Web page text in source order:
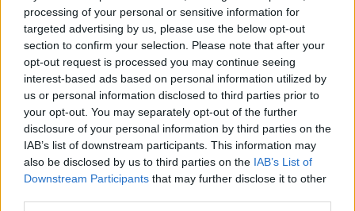
processing of your personal or sensitive information for
targeted advertising by us, please use the below opt-out
section to confirm your selection. Please note that after your
opt-out request is processed you may continue seeing
interest-based ads based on personal information utilized by
us or personal information disclosed to third parties prior to
your opt-out. You may separately opt-out of the further
disclosure of your personal information by third parties on the
IAB’s list of downstream participants. This information may
also be disclosed by us to third parties on the IAB’s List of
Downstream Participants that may further disclose it to other
Διάβασε όλα τατελευταία νέατης αθλητικής
επικαιρότητας. Μάθε για όλους τουςlive αγώνες σήμερα
και δες τιςαθλητικές μεταδόσειςτης ημέρας και της
εβδομάδας μέσα από το υπερπλήρες Πρόγραμμα TV του
Gazzetta. Ακολούθησέ μας και στοGoogle News.
ΔΙΑΒΑΣΕ ΑΚΟΜΗ: